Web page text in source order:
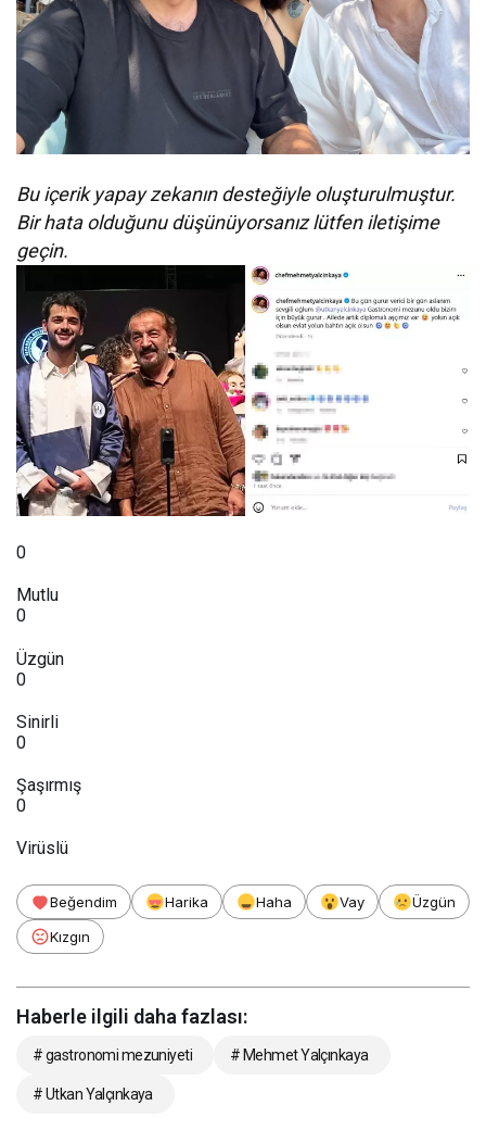
Bu içerik yapay zekanın desteğiyle oluşturulmuştur.
Bir hata olduğunu düşünüyorsanız lütfen iletişime
geçin.
0
Mutlu
0
Üzgün
0
Sinirli
0
Şaşırmış
0
Virüslü
Beğendim Harika Haha Vay
Üzgün
Kızgın
Haberle ilgili daha fazlası:
# gastronomi mezuniyeti # Mehmet Yalçınkaya
# Utkan Yalçınkaya